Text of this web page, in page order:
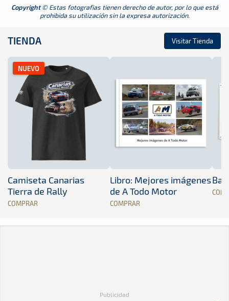
Copyright© Estas fotografias tienen derecho de autor, por lo que está
prohibida su utilización sin la expresa autorización.
TIENDA Visitar Tienda
NUEVO
Camiseta Canarias
Tierra de Rally
COMPRAR
Libro: Mejores imágenes
de A Todo Motor
COMPRAR
Publicidad